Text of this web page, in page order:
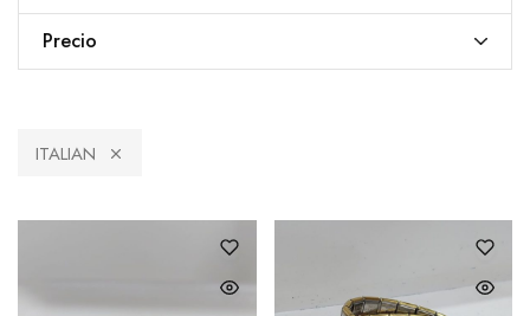
Precio
ITALIAN